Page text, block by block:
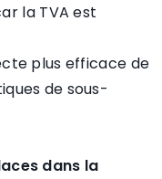
la TVA est
plus efficace de
de sous-
dans la